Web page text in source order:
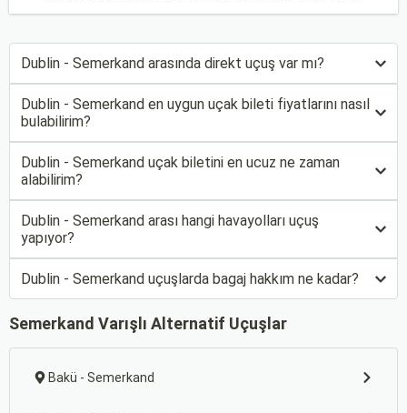
Dublin - Semerkand arasında direkt uçuş var mı?
Dublin - Semerkand en uygun uçak bileti fiyatlarını nasıl
bulabilirim?
Dublin - Semerkand uçak biletini en ucuz ne zaman
alabilirim?
Dublin - Semerkand arası hangi havayolları uçuş
yapıyor?
Dublin - Semerkand uçuşlarda bagaj hakkım ne kadar?
Semerkand Varışlı Alternatif Uçuşlar
Bakü - Semerkand